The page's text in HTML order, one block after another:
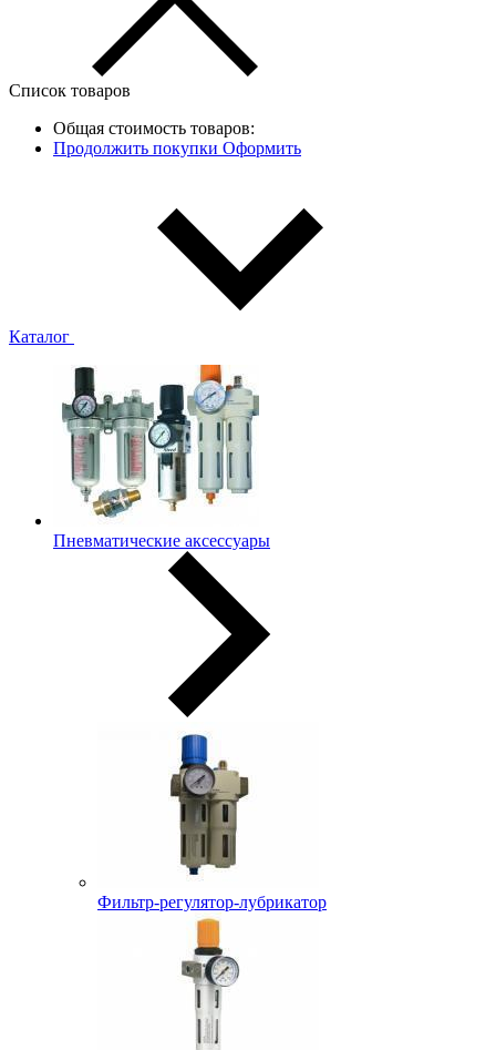
Список товаров
Общая стоимость товаров:
Продолжить покупки Оформить
Каталог
Пневматические аксессуары
Фильтр-регулятор-лубрикатор